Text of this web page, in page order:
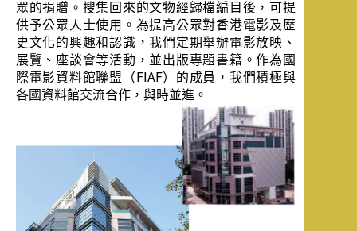
眾的捐贈。搜集回來的文物經歸檔編目後，可提
供予公眾人士使用。為提高公眾對香港電影及歷
史文化的興趣和認識，我們定期舉辦電影放映、
展覽、座談會等活動，並出版專題書籍。作為國
際電影資料館聯盟（FIAF）的成員，我們積極與
各國資料館交流合作，與時並進。